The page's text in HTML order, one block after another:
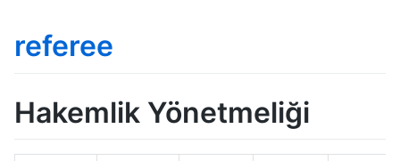
referee
Hakemlik Yönetmeliği